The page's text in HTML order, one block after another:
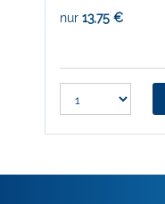
nur 13,75 €